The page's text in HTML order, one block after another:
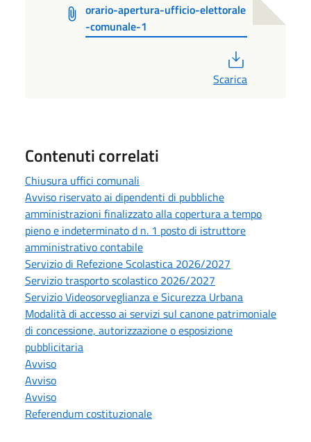
orario-apertura-ufficio-elettorale
-comunale-1
Scarica
Contenuti correlati
Chiusura uffici comunali
Avviso riservato ai dipendenti di pubbliche
amministrazioni finalizzato alla copertura a tempo
pieno e indeterminato d n. 1 posto di istruttore
amministrativo contabile
Servizio di Refezione Scolastica 2026/2027
Servizio trasporto scolastico 2026/2027
Servizio Videosorveglianza e Sicurezza Urbana
Modalità di accesso ai servizi sul canone patrimoniale
di concessione, autorizzazione o esposizione
pubblicitaria
Avviso
Avviso
Avviso
Referendum costituzionale